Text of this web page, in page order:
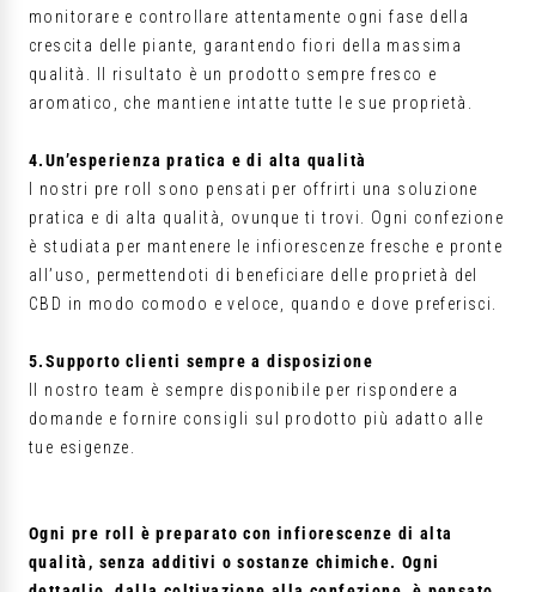
monitorare e controllare attentamente ogni fase della
crescita delle piante, garantendo fiori della massima
qualità. Il risultato è un prodotto sempre fresco e
aromatico, che mantiene intatte tutte le sue proprietà.
4.Un’esperienza pratica e di alta qualità
I nostri pre roll sono pensati per offrirti una soluzione
pratica e di alta qualità, ovunque ti trovi. Ogni confezione
è studiata per mantenere le infiorescenze fresche e pronte
all’uso, permettendoti di beneficiare delle proprietà del
CBD in modo comodo e veloce, quando e dove preferisci.
5.Supporto clienti sempre a disposizione
Il nostro team è sempre disponibile per rispondere a
domande e fornire consigli sul prodotto più adatto alle
tue esigenze.
Ogni pre roll è preparato con infiorescenze di alta
qualità, senza additivi o sostanze chimiche. Ogni